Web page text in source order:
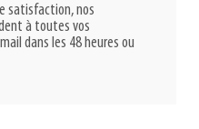
satisfaction, nos
à toutes vos
dans les 48 heures ou